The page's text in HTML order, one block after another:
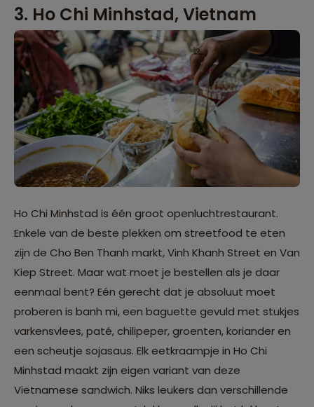
3. Ho Chi Minhstad, Vietnam
Ho Chi Minhstad is één groot openluchtrestaurant.
Enkele van de beste plekken om streetfood te eten
zijn de Cho Ben Thanh markt, Vinh Khanh Street en Van
Kiep Street. Maar wat moet je bestellen als je daar
eenmaal bent? Eén gerecht dat je absoluut moet
proberen is banh mi, een baguette gevuld met stukjes
varkensvlees, paté, chilipeper, groenten, koriander en
een scheutje sojasaus. Elk eetkraampje in Ho Chi
Minhstad maakt zijn eigen variant van deze
Vietnamese sandwich. Niks leukers dan verschillende